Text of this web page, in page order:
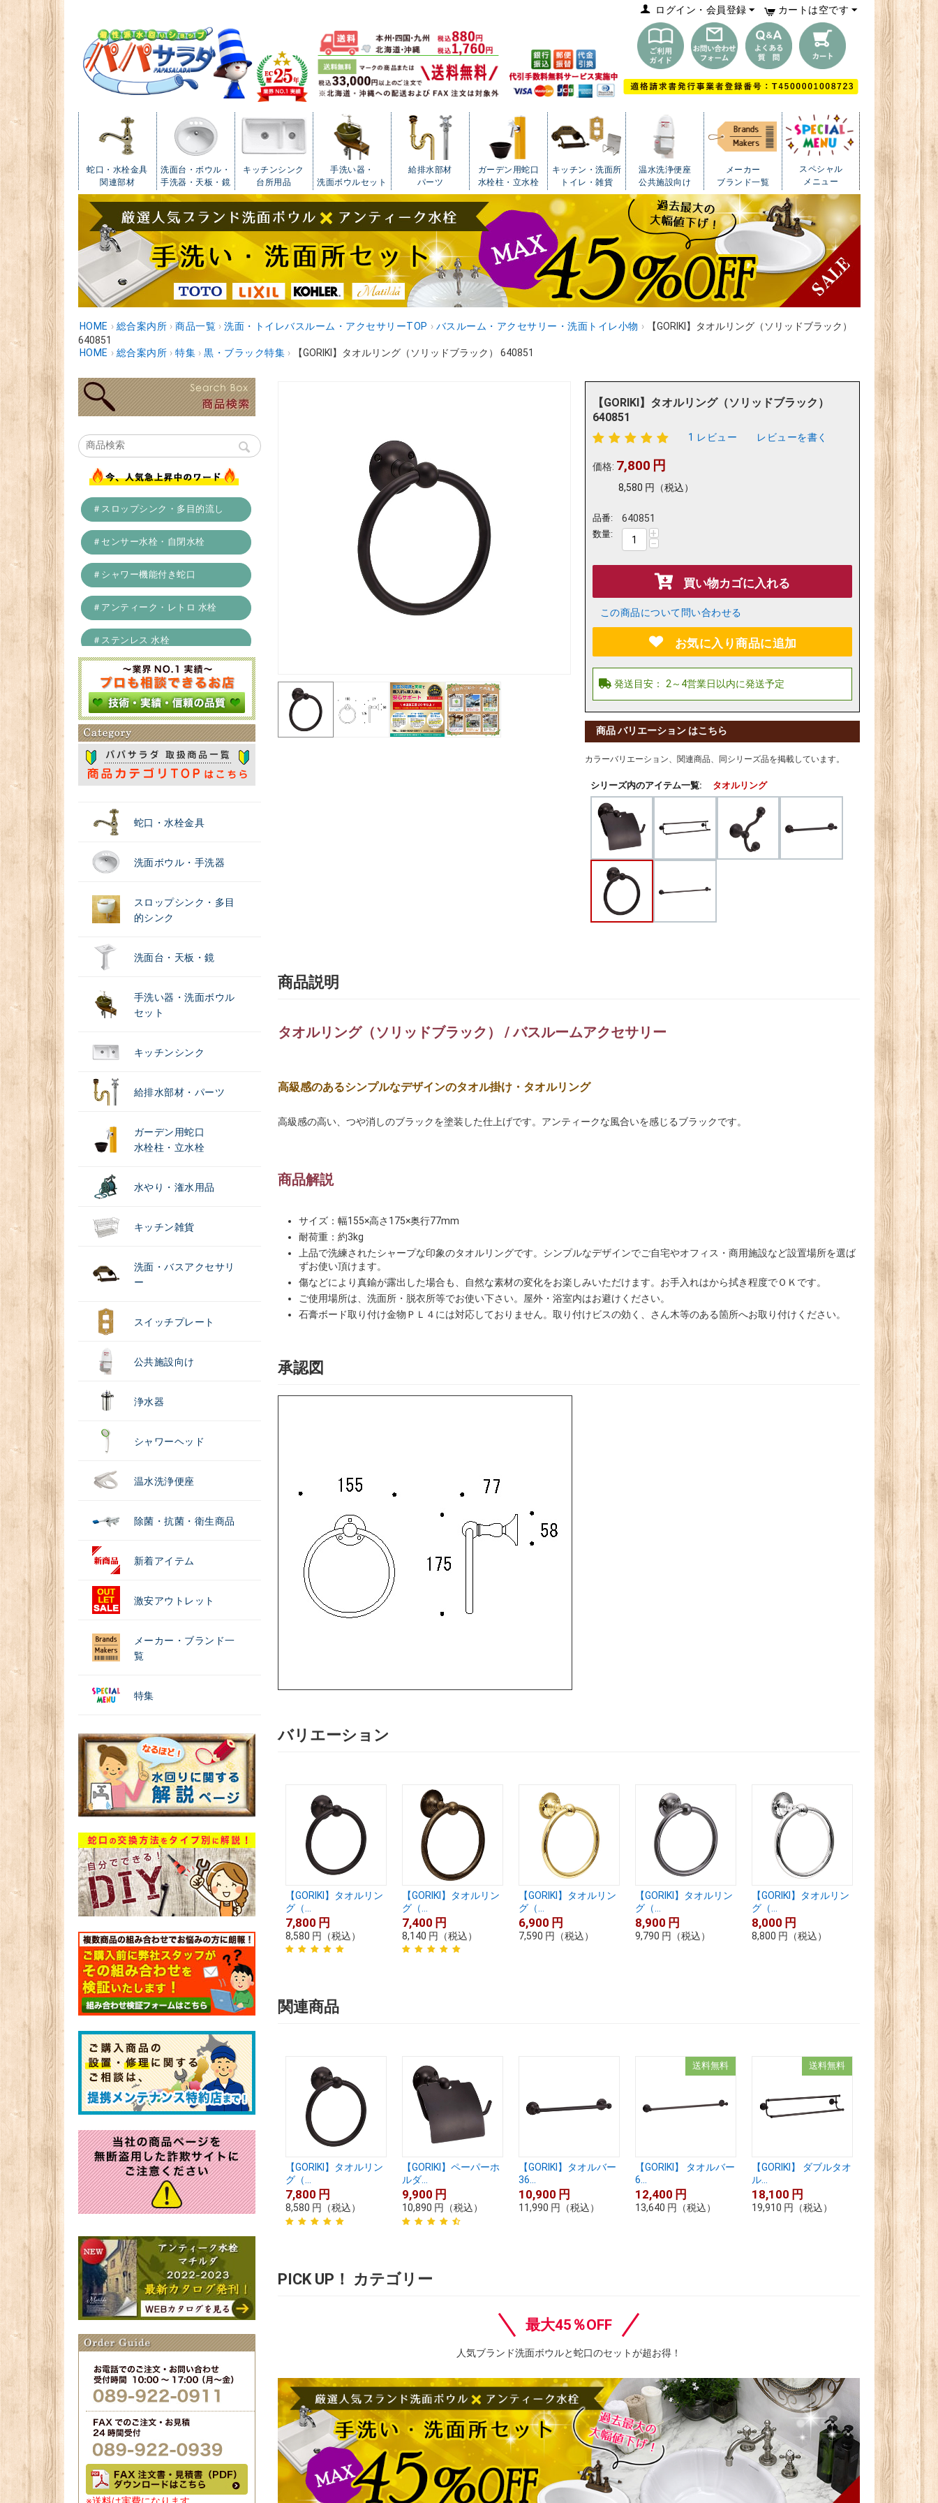
カートは空です
ログイン・会員登録
蛇口・水栓金具
関連部材
洗面台・ボウル・
手洗器・天板・鏡
キッチンシンク
台所用品
手洗い器・
洗面ボウルセット
給排水部材
パーツ
ガーデン用蛇口
水栓柱・立水栓
キッチン・洗面所
トイレ・雑貨
温水洗浄便座
公共施設向け
メーカー
ブランド一覧
スペシャル
メニュー
HOME › 総合案内所 › 商品一覧 › 洗面・トイレバスルーム・アクセサリーTOP › バスルーム・アクセサリー・洗面トイレ小物 ›
【GORIKI】タオルリング（ソリッドブラック）
640851
HOME › 総合案内所 › 特集 › 黒・ブラック特集 › 【GORIKI】タオルリング（ソリッドブラック） 640851
＃スロップシンク・多目的流し
＃センサー水栓・自閉水栓
＃シャワー機能付き蛇口
＃アンティーク・レトロ 水栓
＃ステンレス 水栓
＃浄水器
蛇口・水栓金具
洗面ボウル・手洗器
スロップシンク・多目
的シンク
洗面台・天板・鏡
手洗い器・洗面ボウル
セット
キッチンシンク
給排水部材・パーツ
ガーデン用蛇口
水栓柱・立水栓
水やり・潅水用品
キッチン雑貨
洗面・バスアクセサリ
ー
スイッチプレート
公共施設向け
浄水器
シャワーヘッド
温水洗浄便座
除菌・抗菌・衛生商品
新着アイテム
激安アウトレット
メーカー・ブランド一
覧
特集
【GORIKI】タオルリング（ソリッドブラック）
640851
1 レビュー レビューを書く
価格: 7,800 円
8,580 円 （税込）
品番: 640851
数量: +
−
買い物カゴに入れる
この商品について問い合わせる
お気に入り商品に追加
商品 バリエーション はこちら
カラーバリエーション、関連商品、同シリーズ品を掲載しています。
シリーズ内のアイテム一覧: タオルリング
商品説明
タオルリング（ソリッドブラック） / バスルームアクセサリー
高級感のあるシンプルなデザインのタオル掛け・タオルリング
高級感の高い、つや消しのブラックを塗装した仕上げです。アンティークな風合いを感じるブラックです。
商品解説
サイズ：幅155×高さ175×奥行77mm
耐荷重：約3kg
上品で洗練されたシャープな印象のタオルリングです。シンプルなデザインでご自宅やオフィス・商用施設など設置場所を選ば
ずお使い頂けます。
傷などにより真鍮が露出した場合も、自然な素材の変化をお楽しみいただけます。お手入れはから拭き程度でＯＫです。
ご使用場所は、洗面所・脱衣所等でお使い下さい。屋外・浴室内はお避けください。
石膏ボード取り付け金物ＰＬ４には対応しておりません。取り付けビスの効く、さん木等のある箇所へお取り付けください。
承認図
バリエーション
【GORIKI】タオルリン
グ（...
7,800 円
8,580 円 （税込）
【GORIKI】タオルリン
グ（...
7,400 円
8,140 円 （税込）
【GORIKI】タオルリン
グ（...
6,900 円
7,590 円 （税込）
【GORIKI】タオルリン
グ（...
8,900 円
9,790 円 （税込）
【GORIKI】タオルリン
グ（...
8,000 円
8,800 円 （税込）
関連商品
【GORIKI】タオルリン
グ（...
7,800 円
8,580 円 （税込）
【GORIKI】ペーパーホ
ルダ...
9,900 円
10,890 円 （税込）
【GORIKI】タオルバー
36...
10,900 円
11,990 円 （税込）
送料無料
【GORIKI】 タオルバー
6...
12,400 円
13,640 円 （税込）
送料無料
【GORIKI】 ダブルタオ
ル...
18,100 円
19,910 円 （税込）
PICK UP！ カテゴリー
最大45％OFF
人気ブランド洗面ボウルと蛇口のセットが超お得！